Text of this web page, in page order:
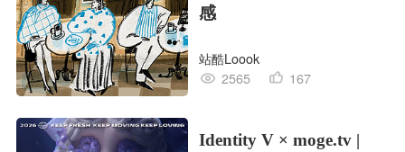
感
站酷Loook
2565
167
Identity V × moge.tv |